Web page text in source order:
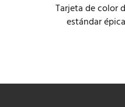
Tarjeta de color
estándar